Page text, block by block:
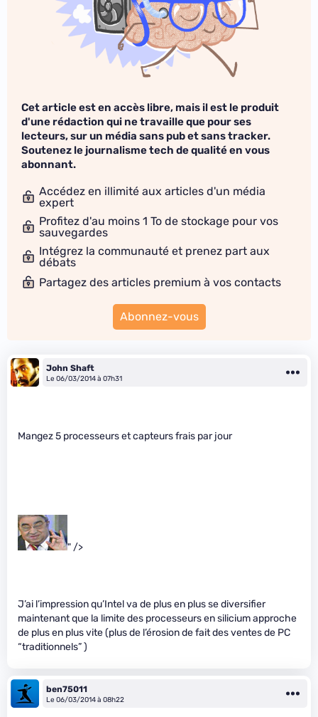
Cet article est en accès libre, mais il est le produit
d'une rédaction qui ne travaille que pour ses
lecteurs, sur un média sans pub et sans tracker.
Soutenez le journalisme tech de qualité en vous
abonnant.
Accédez en illimité aux articles d'un média
expert
Profitez d'au moins 1 To de stockage pour vos
sauvegardes
Intégrez la communauté et prenez part aux
débats
Partagez des articles premium à vos contacts
Abonnez-vous
John Shaft
Le 06/03/2014 à 07h31
Mangez 5 processeurs et capteurs frais par jour
" />
J’ai l’impression qu’Intel va de plus en plus se diversifier
maintenant que la limite des processeurs en silicium approche
de plus en plus vite (plus de l’érosion de fait des ventes de PC
“traditionnels” )
ben75011
Le 06/03/2014 à 08h22